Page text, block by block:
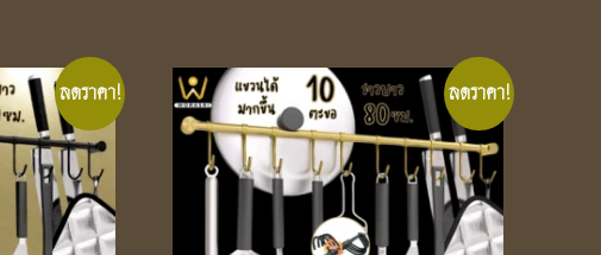
ลดราคา! ลดราคา!